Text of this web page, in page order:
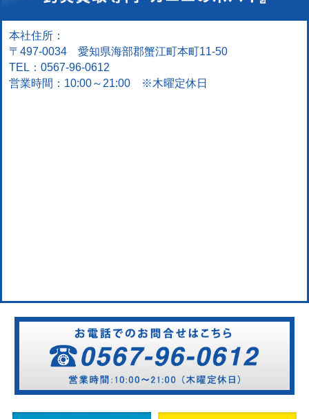
本社住所：
〒497-0034 愛知県海部郡蟹江町本町11-50
TEL：0567-96-0612
営業時間：10:00～21:00 ※木曜定休日